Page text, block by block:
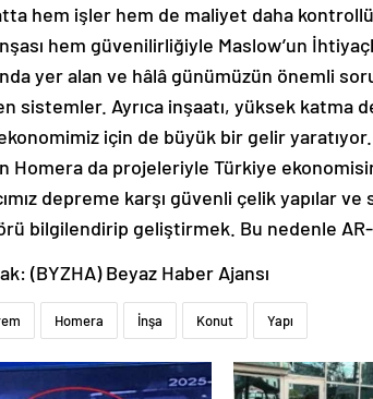
hem işler hem de maliyet daha
inşası hem güvenilirliğiyle Maslow’un
yer alan ve hâlâ günümüzün önemli
sistemler. Ayrıca inşaatı, yüksek katma
için de büyük bir gelir
Homera da projeleriyle Türkiye
depreme karşı güvenli çelik yapılar
bilgilendirip geliştirmek. Bu nedenle AR-
(BYZHA) Beyaz Haber Ajansı
Homera İnşa Konut Yapı